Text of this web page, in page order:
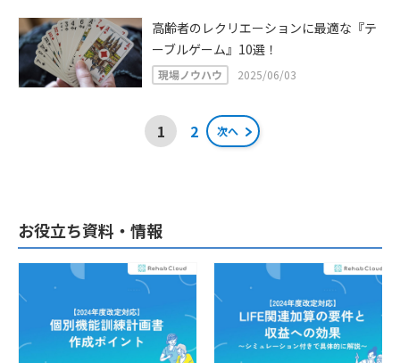
高齢者のレクリエーションに最適な『テ
ーブルゲーム』10選！
現場ノウハウ 2025/06/03
投
稿
ー
シ
ン
1 2 次へ
お役立ち資料・情報